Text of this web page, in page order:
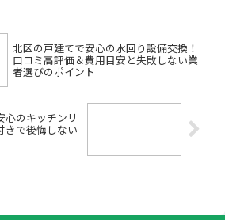
北区の戸建てで安心の水回り設備交換！
口コミ高評価＆費用目安と失敗しない業
者選びのポイント
心のキッチンリ
きで後悔しない